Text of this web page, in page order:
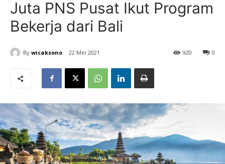
Juta PNS Pusat Ikut Program
Bekerja dari Bali
By wicaksono 22 Mei 2021 0
920